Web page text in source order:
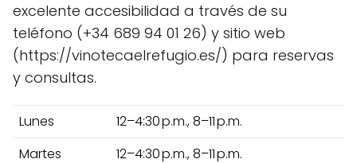
excelente accesibilidad a través de su
teléfono (+34 689 94 01 26) y sitio web
(https://vinotecaelrefugio.es/) para reservas
y consultas.
Lunes
12–4:30 p.m., 8–11 p.m.
Martes
12–4:30 p.m., 8–11 p.m.